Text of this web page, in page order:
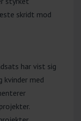
skridt mod
har vist sig
kvinder med